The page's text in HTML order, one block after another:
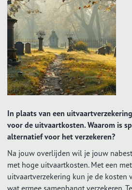
In plaats van een
voor de uitvaartkosten. Waarom is
alternatief voor het verzekeren?
Na jouw overlijden wil je jouw
met hoge uitvaartkosten. Met een
uitvaartverzekering kun je de kosten
wat ermee samenhangt verzekeren.